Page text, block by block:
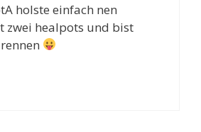
holste einfach nen
zwei healpots und bist